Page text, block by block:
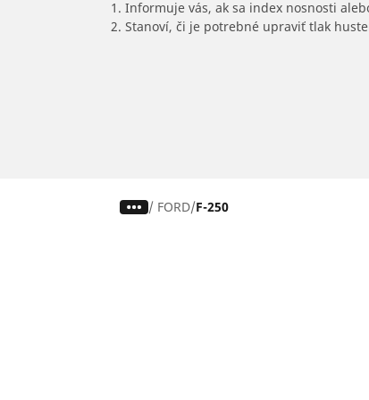
1. Informuje vás, ak sa index nosnosti
2. Stanoví, či je potrebné upraviť tlak
/ FORD F-250